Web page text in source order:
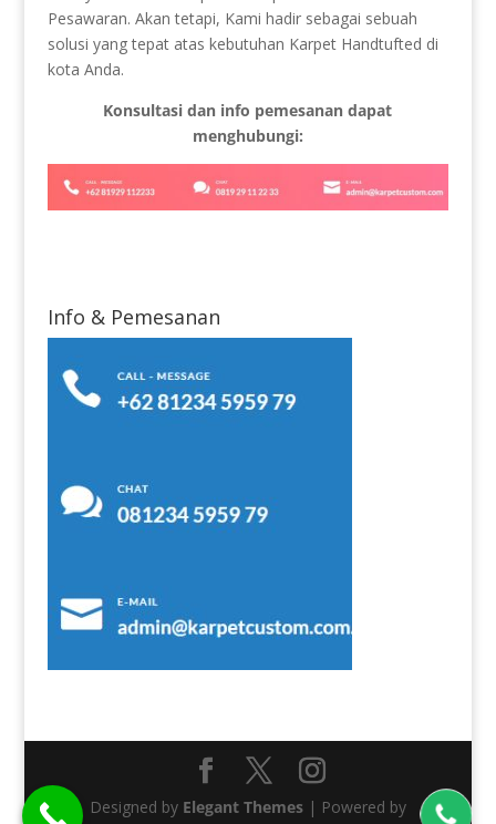
Pesawaran. Akan tetapi, Kami hadir sebagai sebuah
solusi yang tepat atas kebutuhan Karpet Handtufted di
kota Anda.
Konsultasi dan info pemesanan dapat
menghubungi:
Info & Pemesanan
Designed by Elegant Themes| Powered by